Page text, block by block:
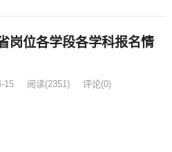
岗位各学段各学科报名情
15 阅读(2351) 评论(0)